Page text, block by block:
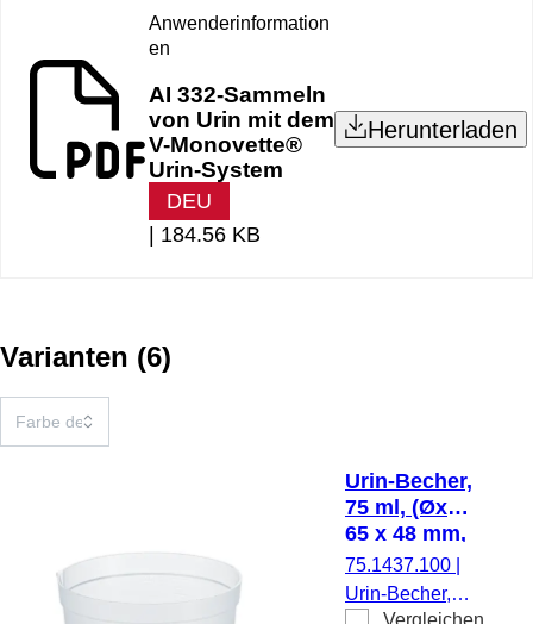
Anwenderinformation
en
AI 332-Sammeln
von Urin mit dem
V-Monovette®
Urin-System
DEU
184.56 KB
Herunterladen
Varianten (6)
Urin-Becher,
75 ml, (ØxH):
65 x 48 mm,
PP,
transparent
75.1437.100
Urin-Becher,